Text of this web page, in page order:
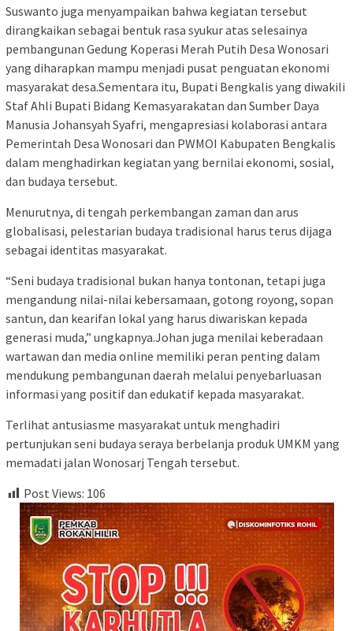
Suswanto juga menyampaikan bahwa kegiatan tersebut
dirangkaikan sebagai bentuk rasa syukur atas selesainya
pembangunan Gedung Koperasi Merah Putih Desa Wonosari
yang diharapkan mampu menjadi pusat penguatan ekonomi
masyarakat desa.Sementara itu, Bupati Bengkalis yang diwakili
Staf Ahli Bupati Bidang Kemasyarakatan dan Sumber Daya
Manusia Johansyah Syafri, mengapresiasi kolaborasi antara
Pemerintah Desa Wonosari dan PWMOI Kabupaten Bengkalis
dalam menghadirkan kegiatan yang bernilai ekonomi, sosial,
dan budaya tersebut.
Menurutnya, di tengah perkembangan zaman dan arus
globalisasi, pelestarian budaya tradisional harus terus dijaga
sebagai identitas masyarakat.
“Seni budaya tradisional bukan hanya tontonan, tetapi juga
mengandung nilai-nilai kebersamaan, gotong royong, sopan
santun, dan kearifan lokal yang harus diwariskan kepada
generasi muda,” ungkapnya.Johan juga menilai keberadaan
wartawan dan media online memiliki peran penting dalam
mendukung pembangunan daerah melalui penyebarluasan
informasi yang positif dan edukatif kepada masyarakat.
Terlihat antusiasme masyarakat untuk menghadiri
pertunjukan seni budaya seraya berbelanja produk UMKM yang
memadati jalan Wonosarj Tengah tersebut.
Post Views: 106